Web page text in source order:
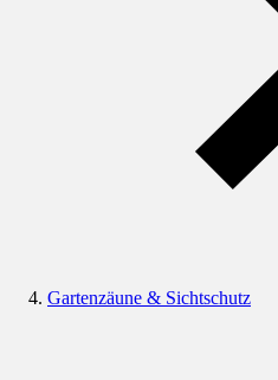
Gartenzäune & Sichtschutz